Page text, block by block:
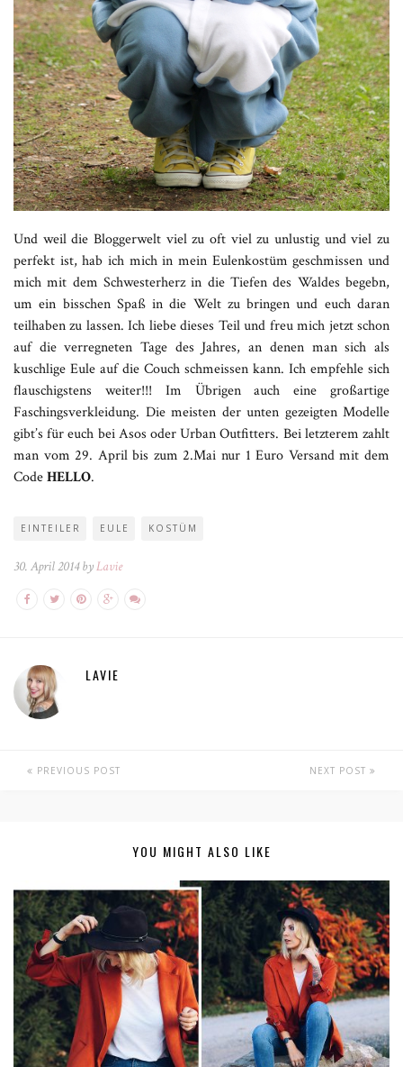
Und weil die Bloggerwelt viel zu oft viel zu unlustig und viel zu
perfekt ist, hab ich mich in mein Eulenkostüm geschmissen und
mich mit dem Schwesterherz in die Tiefen des Waldes begebn,
um ein bisschen Spaß in die Welt zu bringen und euch daran
teilhaben zu lassen. Ich liebe dieses Teil und freu mich jetzt schon
auf die verregneten Tage des Jahres, an denen man sich als
kuschlige Eule auf die Couch schmeissen kann. Ich empfehle sich
flauschigstens weiter!!! Im Übrigen auch eine großartige
Faschingsverkleidung. Die meisten der unten gezeigten Modelle
gibt’s für euch bei Asos oder Urban Outfitters. Bei letzterem zahlt
man vom 29. April bis zum 2.Mai nur 1 Euro Versand mit dem
CodeHELLO.
EINTEILER EULE KOSTÜM
30. April 2014 byLavie
LAVIE
PREVIOUS POST NEXT POST
YOU MIGHT ALSO LIKE